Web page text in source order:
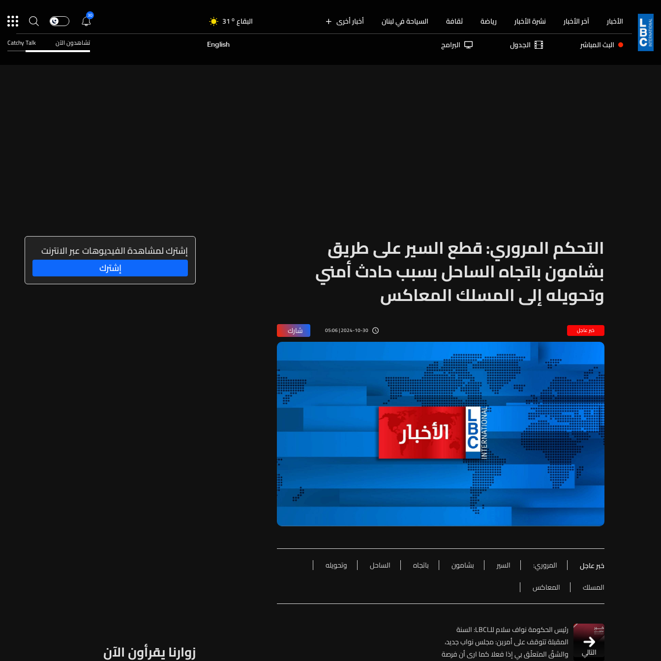
الأخبار آخر الأخبار نشرة الأخبار رياضة ثقافة السياحة في لبنان أخبار أخرى البقاع 31 o
الجنوب 28o
29
30
البث المباشر الجدول البرامج English تشاهدون الآن Catchy Talk
التحكم المروري: قطع السير على طريق
بشامون باتجاه الساحل بسبب حادث أمني
وتحويله إلى المسلك المعاكس
خبر عاجل 2024-10-30 | 05:06 شارك
خبر عاجل المروري: السير بشامون باتجاه الساحل
وتحويله
المسلك
المعاكس
التالي
رئيس الحكومة نواف سلام للـLBCI: السنة
المقبلة تتوقف على أمرين: مجلس نواب جديد،
والشقّ المتعلّق بي إذا فعلا كما ارى أن فرصة
إشترك لمشاهدة الفيديوهات عبر الانترنت
إشترك
زوارنا يقرأون الآن